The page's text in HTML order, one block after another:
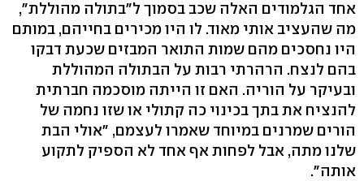
אחד הגלמודים האלה שכב בסמוך ל"בתולה מהוללת",
מה שהעציב אותי מאוד. לו היו מכירים בחייהם, במותם
היו נחסכים מהם שמות התואר המבזים שכעת דבקו
בהם לנצח. הרהרתי רבות על הבתולה המהוללת
ובעיקר על הוריה. האם זו הייתה מוסכמה חברתית
להנציח את בתך בכינוי כה קתולי או שזו נחמה של
הורים שמרנים במיוחד שאמרו לעצמם, "אולי הבת
שלנו מתה, אבל לפחות אף אחד לא הספיק לתקוע
אותה".